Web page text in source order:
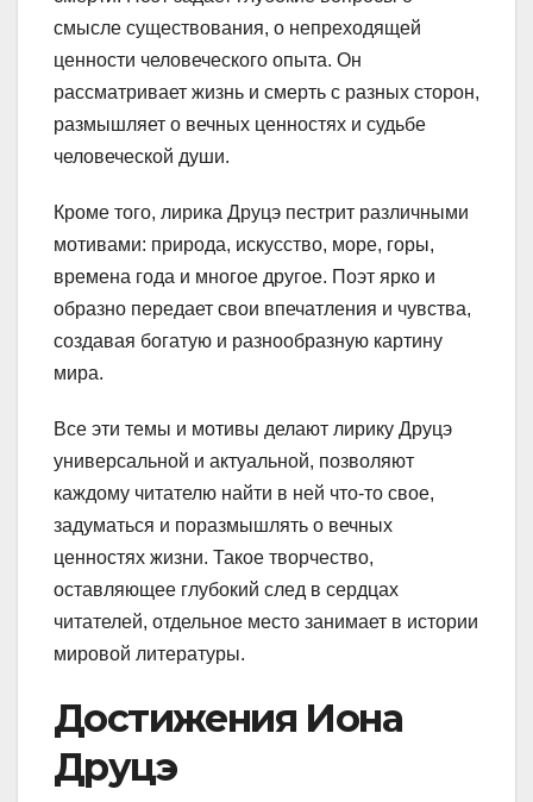
смысле существования, о непреходящей
ценности человеческого опыта. Он
рассматривает жизнь и смерть с разных сторон,
размышляет о вечных ценностях и судьбе
человеческой души.
Кроме того, лирика Друцэ пестрит различными
мотивами: природа, искусство, море, горы,
времена года и многое другое. Поэт ярко и
образно передает свои впечатления и чувства,
создавая богатую и разнообразную картину
мира.
Все эти темы и мотивы делают лирику Друцэ
универсальной и актуальной, позволяют
каждому читателю найти в ней что-то свое,
задуматься и поразмышлять о вечных
ценностях жизни. Такое творчество,
оставляющее глубокий след в сердцах
читателей, отдельное место занимает в истории
мировой литературы.
Достижения Иона
Друцэ